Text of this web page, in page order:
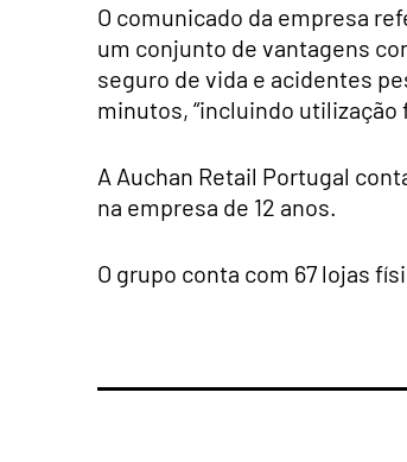
O comunicado da empresa
um conjunto de vantagens
seguro de vida e acidentes
minutos, “incluindo utilização
A Auchan Retail Portugal
na empresa de 12 anos.
O grupo conta com 67 lojas